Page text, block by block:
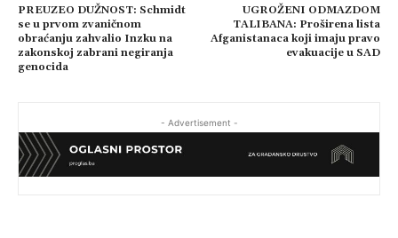
PREUZEO DUŽNOST: Schmidt
se u prvom zvaničnom
obraćanju zahvalio Inzku na
zakonskoj zabrani negiranja
genocida
UGROŽENI ODMAZDOM
TALIBANA: Proširena lista
Afganistanaca koji imaju pravo
evakuacije u SAD
- Advertisement -